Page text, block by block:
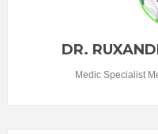
DR.
Medic Specialist